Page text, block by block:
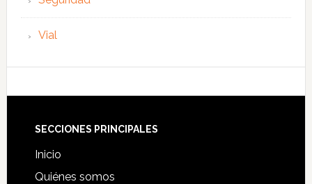
Vial
Footer
SECCIONES PRINCIPALES
Inicio
Quiénes somos